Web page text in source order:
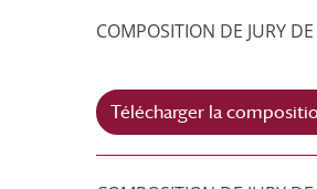
COMPOSITION DE JURY
Télécharger la